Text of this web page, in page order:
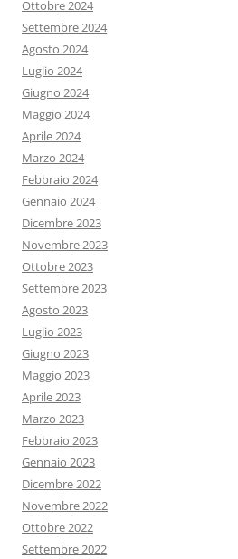
Ottobre 2024
Settembre 2024
Agosto 2024
Luglio 2024
Giugno 2024
Maggio 2024
Aprile 2024
Marzo 2024
Febbraio 2024
Gennaio 2024
Dicembre 2023
Novembre 2023
Ottobre 2023
Settembre 2023
Agosto 2023
Luglio 2023
Giugno 2023
Maggio 2023
Aprile 2023
Marzo 2023
Febbraio 2023
Gennaio 2023
Dicembre 2022
Novembre 2022
Ottobre 2022
Settembre 2022